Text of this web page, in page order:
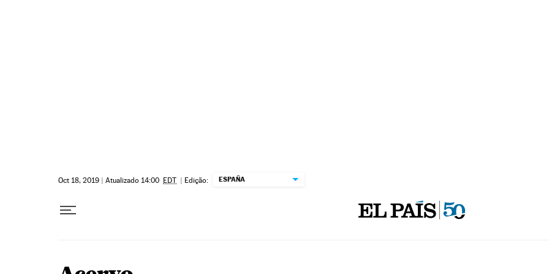
Oct 18, 2019 | Atualizado 14:00 EDT | Edição: ESPAÑA